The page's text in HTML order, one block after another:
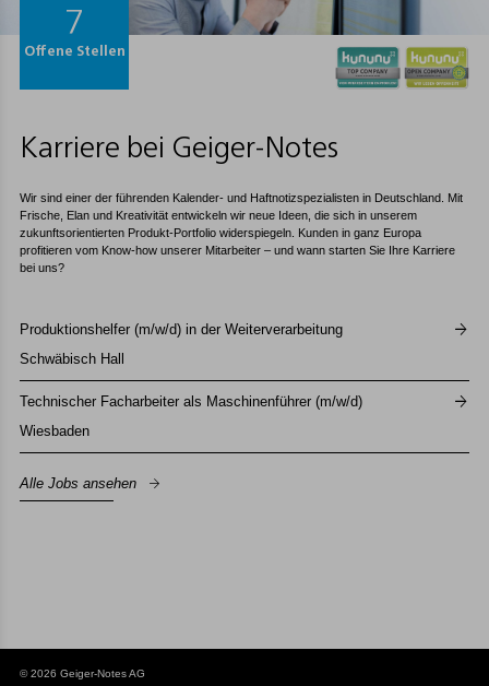
7
Offene Stellen
Karriere bei Geiger-Notes
Wir sind einer der führenden Kalender- und Haftnotizspezialisten in Deutschland. Mit
Frische, Elan und Kreativität entwickeln wir neue Ideen, die sich in unserem
zukunftsorientierten Produkt-Portfolio widerspiegeln. Kunden in ganz Europa
profitieren vom Know-how unserer Mitarbeiter – und wann starten Sie Ihre Karriere
bei uns?
Produktionshelfer (m/w/d) in der Weiterverarbeitung
Schwäbisch Hall
Technischer Facharbeiter als Maschinenführer (m/w/d)
Wiesbaden
Alle Jobs ansehen
© 2026 Geiger-Notes AG